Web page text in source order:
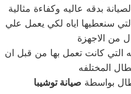
بدقه عاليه وكفاءة مثالية
سنعطيها اياه لكي يعمل علي
من الاجهزة
التي كانت تعمل بها من قبل ان
بواسطة صيانة توشيبا